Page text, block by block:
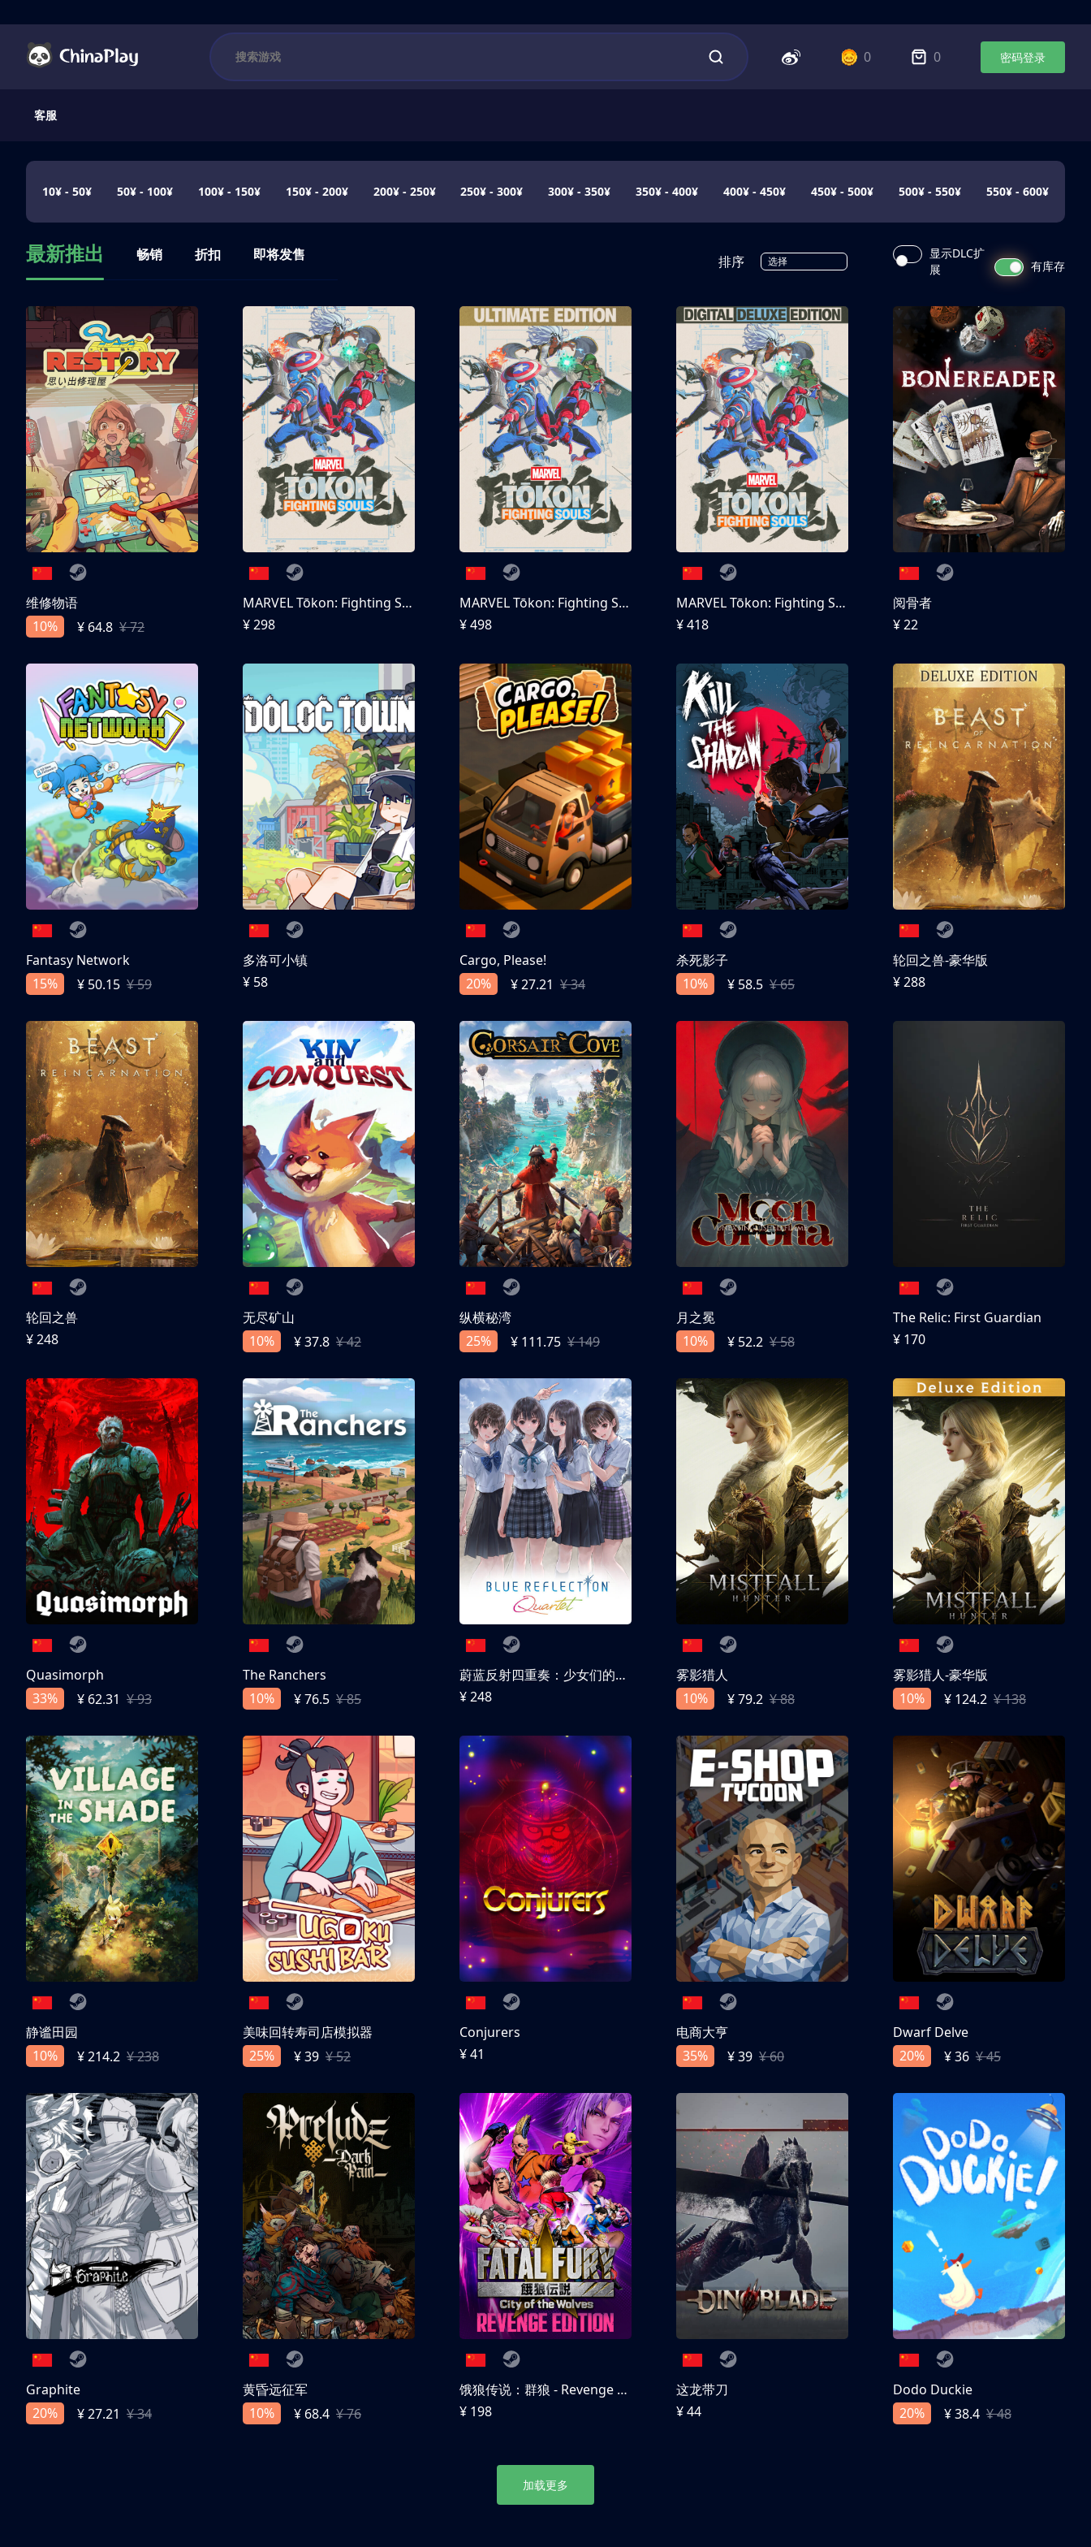
0 0 密码登录
客服
10¥ - 50¥ 50¥ - 100¥ 100¥ - 150¥ 150¥ - 200¥ 200¥ - 250¥ 250¥ - 300¥ 300¥ - 350¥ 350¥ - 400¥ 400¥ - 450¥ 450¥ - 500¥ 500¥ - 550¥ 550¥ - 600¥
最新推出 畅销 折扣 即将发售 排序 选择
显示DLC扩
展
有库存
维修物语
10%
¥ 64.8 ¥ 72
MARVEL Tōkon: Fighting Souls
¥ 298
MARVEL Tōkon: Fighting Souls 终极版
¥ 498
MARVEL Tōkon: Fighting Souls 数字豪华版
¥ 418
阅骨者
¥ 22
Fantasy Network
15%
¥ 50.15 ¥ 59
多洛可小镇
¥ 58
Cargo, Please!
20%
¥ 27.21 ¥ 34
杀死影子
10%
¥ 58.5 ¥ 65
轮回之兽-豪华版
¥ 288
轮回之兽
¥ 248
无尽矿山
10%
¥ 37.8 ¥ 42
纵横秘湾
25%
¥ 111.75 ¥ 149
月之冕
10%
¥ 52.2 ¥ 58
The Relic: First Guardian
¥ 170
Quasimorph
33%
¥ 62.31 ¥ 93
The Ranchers
10%
¥ 76.5 ¥ 85
蔚蓝反射四重奏：少女们的奇迹
¥ 248
雾影猎人
10%
¥ 79.2 ¥ 88
雾影猎人-豪华版
10%
¥ 124.2 ¥ 138
静谧田园
10%
¥ 214.2 ¥ 238
美味回转寿司店模拟器
25%
¥ 39 ¥ 52
Conjurers
¥ 41
电商大亨
35%
¥ 39 ¥ 60
Dwarf Delve
20%
¥ 36 ¥ 45
Graphite
20%
¥ 27.21 ¥ 34
黄昏远征军
10%
¥ 68.4 ¥ 76
饿狼传说：群狼 - Revenge Edition
¥ 198
这龙带刀
¥ 44
Dodo Duckie
20%
¥ 38.4 ¥ 48
加载更多